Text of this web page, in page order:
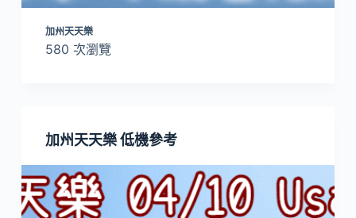
加州天天樂
580 次瀏覽
加州天天樂 低機參考